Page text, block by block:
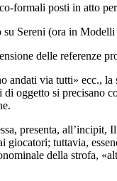
formali posti in atto
Sereni (ora in Modelli
delle referenze
via tutti» ecc.,
oggetto si precisano
presenta, all’inci­pit, Il
tut­tavia,
della strofa,